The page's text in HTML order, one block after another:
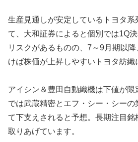
生産見通しが安定しているトヨタ系
て、大和証券によると個別では1Q
リスクがあるものの、7～9月期以
けば株価が上昇しやすいトヨタ紡織
アイシン＆豊田自動織機は下値が
では武蔵精密とエフ・シー・シーの
て下支えされると予想。長期注目
取りあげています。